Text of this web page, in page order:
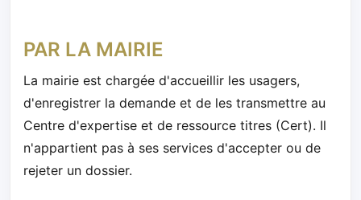
PAR LA MAIRIE
La mairie est chargée d'accueillir les usagers,
d'enregistrer la demande et de les transmettre au
Centre d'expertise et de ressource titres (Cert). Il
n'appartient pas à ses services d'accepter ou de
rejeter un dossier.